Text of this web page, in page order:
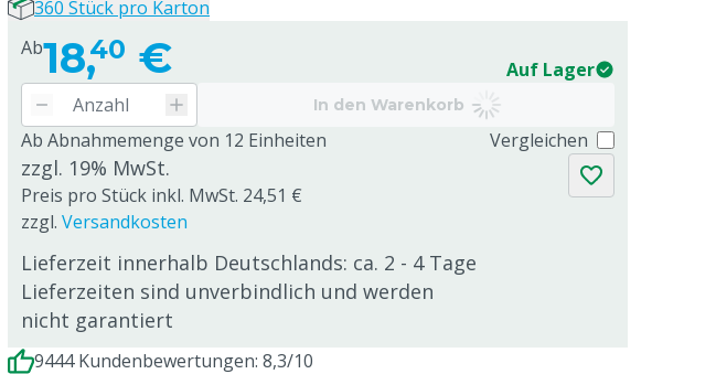
Ab18,40 € Auf Lager
In den Warenkorb
Ab Abnahmemenge von 12 Einheiten
zzgl. 19% MwSt.
Preis pro Stück inkl. MwSt. 24,51 €
zzgl. Versandkosten
Lieferzeit innerhalb Deutschlands: ca. 2 - 4 Tage
Lieferzeiten sind unverbindlich und werden
nicht garantiert
Vergleichen
360 Stück pro Karton
9444 Kundenbewertungen: 8,3/10